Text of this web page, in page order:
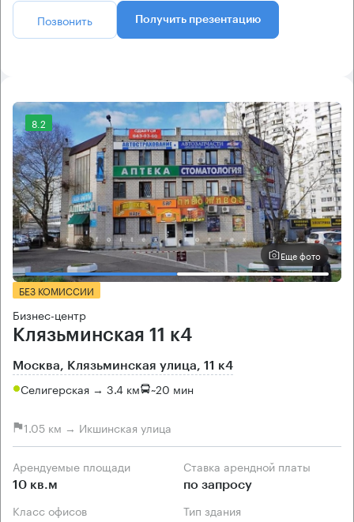
Позвонить Получить презентацию
8.2
Еще фото
БЕЗ КОМИССИИ
Бизнес-центр
Клязьминская 11 к4
Москва, Клязьминская улица, 11 к4
Селигерская → 3.4 км ~20 мин
1.05 км → Икшинская улица
Арендуемые площади
10 кв.м
Ставка арендной платы
по запросу
Класс офисов Тип здания